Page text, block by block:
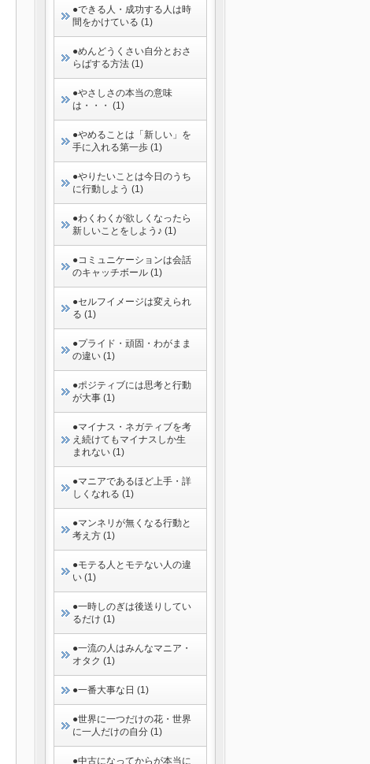
●できる人・成功する人は時
間をかけている (1)
●めんどうくさい自分とおさ
らばする方法 (1)
●やさしさの本当の意味
は・・・ (1)
●やめることは「新しい」を
手に入れる第一歩 (1)
●やりたいことは今日のうち
に行動しよう (1)
●わくわくが欲しくなったら
新しいことをしよう♪ (1)
●コミュニケーションは会話
のキャッチボール (1)
●セルフイメージは変えられ
る (1)
●プライド・頑固・わがまま
の違い (1)
●ポジティブには思考と行動
が大事 (1)
●マイナス・ネガティブを考
え続けてもマイナスしか生
まれない (1)
●マニアであるほど上手・詳
しくなれる (1)
●マンネリが無くなる行動と
考え方 (1)
●モテる人とモテない人の違
い (1)
●一時しのぎは後送りしてい
るだけ (1)
●一流の人はみんなマニア・
オタク (1)
●一番大事な日 (1)
●世界に一つだけの花・世界
に一人だけの自分 (1)
●中古になってからが本当に